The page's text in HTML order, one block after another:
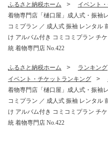
癒し空間 季節の花 ドライフ
ラワー 埼玉県 No.638-06
ふるさと納税ホーム イベント
着物専門店「樋口屋」成人式・振袖
コミプラン ／ 成人式 振袖 レンタル
け アルバム付き コミコミプラン チ
統 着物専門店 No.422
ふるさと納税ホーム
ランキング
イベント・チケットランキング
着物専門店「樋口屋」成人式・振袖
コミプラン ／ 成人式 振袖 レンタル
け アルバム付き コミコミプラン チ
統 着物専門店 No.422